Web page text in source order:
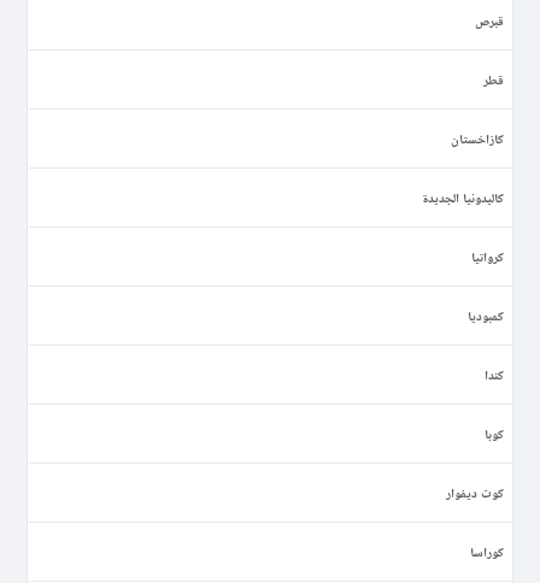
قبرص
قطر
كازاخستان
كاليدونيا الجديدة
كرواتيا
كمبوديا
كندا
كوبا
كوت ديفوار
كوراسا